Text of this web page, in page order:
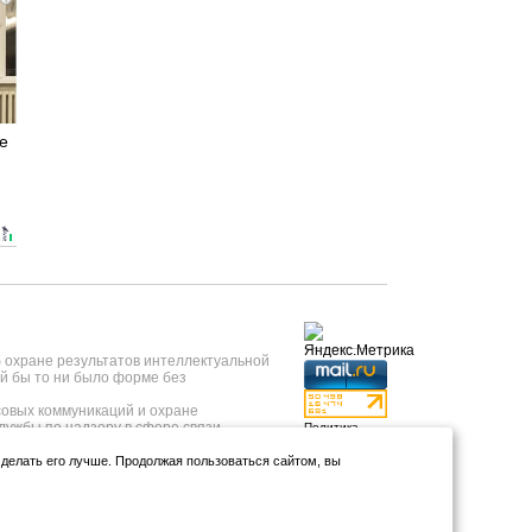
результатов интеллектуальной
бы то ни было форме без
коммуникаций и охране
по надзору в сфере связи,
технологий и массовых
23.05.2019 года.
ул.Коммунистическая, д.9);
Политика
Использование
его лучше. Продолжая пользоваться сайтом, вы